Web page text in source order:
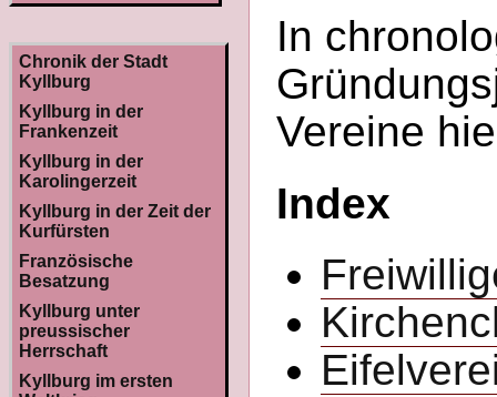
Chronik der Stadt
Kyllburg
Kyllburg in der
Frankenzeit
Kyllburg in der
Karolingerzeit
Kyllburg in der Zeit der
Kurfürsten
Französische
Besatzung
Kyllburg unter
preussischer
Herrschaft
Kyllburg im ersten
In
Vereine
Index